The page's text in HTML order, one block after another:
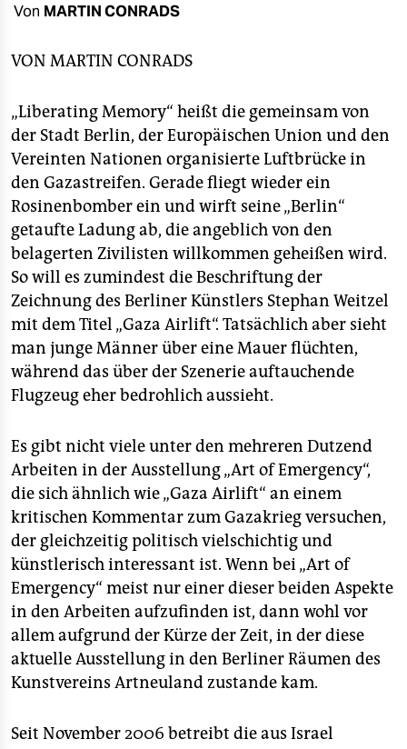
verlag
verlag
veranstaltungen
shop
fragen & hilfe
unterstützen
abo
genossenschaft
epaper login
Von MARTIN CONRADS
VON MARTIN CONRADS
„Liberating Memory“ heißt die gemeinsam von
der Stadt Berlin, der Europäischen Union und den
Vereinten Nationen organisierte Luftbrücke in
den Gazastreifen. Gerade fliegt wieder ein
Rosinenbomber ein und wirft seine „Berlin“
getaufte Ladung ab, die angeblich von den
belagerten Zivilisten willkommen geheißen wird.
So will es zumindest die Beschriftung der
Zeichnung des Berliner Künstlers Stephan Weitzel
mit dem Titel „Gaza Airlift“. Tatsächlich aber sieht
man junge Männer über eine Mauer flüchten,
während das über der Szenerie auftauchende
Flugzeug eher bedrohlich aussieht.
Es gibt nicht viele unter den mehreren Dutzend
Arbeiten in der Ausstellung „Art of Emergency“,
die sich ähnlich wie „Gaza Airlift“ an einem
kritischen Kommentar zum Gazakrieg versuchen,
der gleichzeitig politisch vielschichtig und
künstlerisch interessant ist. Wenn bei „Art of
Emergency“ meist nur einer dieser beiden Aspekte
in den Arbeiten aufzufinden ist, dann wohl vor
allem aufgrund der Kürze der Zeit, in der diese
aktuelle Ausstellung in den Berliner Räumen des
Kunstvereins Artneuland zustande kam.
Seit November 2006 betreibt die aus Israel